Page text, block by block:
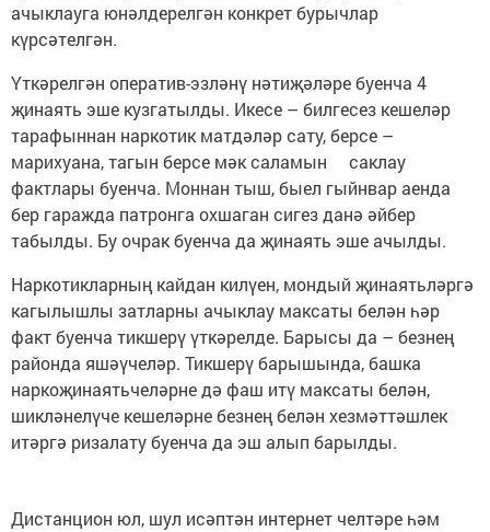
ачыклауга юнәлдерелгән конкрет бурычлар
күрсәтелгән.
Үткәрелгән оператив-эзләнү нәтиҗәләре буенча 4
җинаять эше кузгатылды. Икесе – билгесез кешеләр
тарафыннан наркотик матдәләр сату, берсе –
марихуана, тагын берсе мәк саламын саклау
фактлары буенча. Моннан тыш, быел гыйнвар аенда
бер гаражда патронга охшаган сигез данә әйбер
табылды. Бу очрак буенча да җинаять эше ачылды.
Наркотикларның кайдан килүен, мондый җинаятьләргә
кагылышлы затларны ачыклау максаты белән һәр
факт буенча тикшерү үткәрелде. Барысы да – безнең
районда яшәүчеләр. Тикшерү барышында, башка
наркоҗинаятьчеләрне дә фаш итү максаты белән,
шикләнелүче кешеләрне безнең белән хезмәттәшлек
итәргә ризалату буенча да эш алып барылды.
Дистанцион юл, шул исәптән интернет челтәре һәм